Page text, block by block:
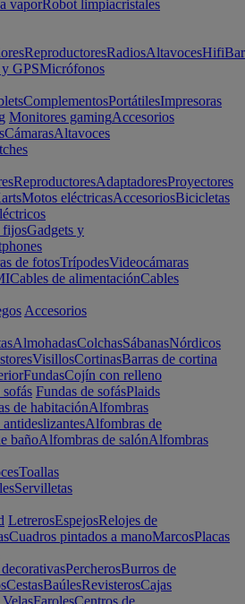
vaporRobot limpiacristales
ReproductoresRadiosAltavocesHifi
GPSMicrófonos
ComplementosPortátilesImpresoras
Monitores gamingAccesorios
CámarasAltavoces
ReproductoresAdaptadoresProyectores
Motos eléctricasAccesoriosBicicletas
fijosGadgets y
de fotosTrípodesVideocámaras
Cables de alimentaciónCables
Accesorios
AlmohadasColchasSábanasNórdicos
VisillosCortinasBarras de cortina
FundasCojín con relleno
Fundas de sofásPlaids
de habitaciónAlfombras
Alfombras de
bañoAlfombras de salónAlfombras
Toallas
Servilletas
LetrerosEspejosRelojes de
Cuadros pintados a manoMarcosPlacas
PercherosBurros de
CestasBaúlesRevisterosCajas
VelasFarolesCentros de